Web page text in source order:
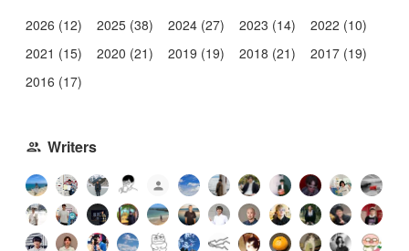
2026 (12) 2025 (38) 2024 (27) 2023 (14)
2022 (10)
2021 (15)
2020 (21) 2019 (19) 2018 (21)
2017 (19)
2016 (17)
Writers